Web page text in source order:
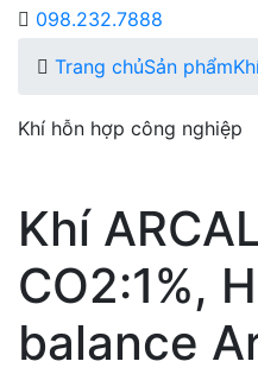
098.232.7888
Trang chủSản phẩm
Khí hỗn hợp công nghiệp
Khí
CO2:1%,
balance